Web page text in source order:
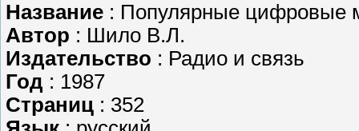
Название : Популярные цифровые
Автор : Шило В.Л.
Издательство : Радио и связь
Год : 1987
Страниц : 352